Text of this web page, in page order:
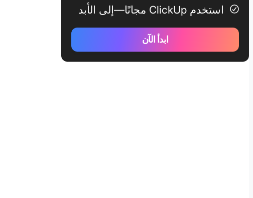
استخدم ClickUp مجانًا—إلى الأبد
ابدأ الآن